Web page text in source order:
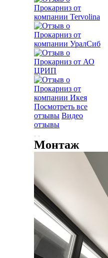
Посмотреть все
отзывы Видео
отзывы
Монтаж